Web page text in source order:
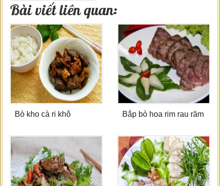
Bài viết liên quan:
Bò kho cà ri khô Bắp bò hoa rim rau răm